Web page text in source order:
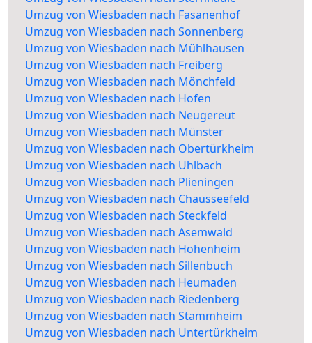
Umzug von Wiesbaden nach Fasanenhof
Umzug von Wiesbaden nach Sonnenberg
Umzug von Wiesbaden nach Mühlhausen
Umzug von Wiesbaden nach Freiberg
Umzug von Wiesbaden nach Mönchfeld
Umzug von Wiesbaden nach Hofen
Umzug von Wiesbaden nach Neugereut
Umzug von Wiesbaden nach Münster
Umzug von Wiesbaden nach Obertürkheim
Umzug von Wiesbaden nach Uhlbach
Umzug von Wiesbaden nach Plieningen
Umzug von Wiesbaden nach Chausseefeld
Umzug von Wiesbaden nach Steckfeld
Umzug von Wiesbaden nach Asemwald
Umzug von Wiesbaden nach Hohenheim
Umzug von Wiesbaden nach Sillenbuch
Umzug von Wiesbaden nach Heumaden
Umzug von Wiesbaden nach Riedenberg
Umzug von Wiesbaden nach Stammheim
Umzug von Wiesbaden nach Untertürkheim